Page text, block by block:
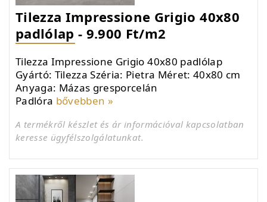
Tilezza Impressione Grigio 40x80
padlólap - 9.900 Ft/m2
Tilezza Impressione Grigio 40x80 padlólap
Gyártó: Tilezza Széria: Pietra Méret: 40x80 cm
Anyaga: Mázas gresporcelán
Padlóra bővebben »
A termékről készlet és ár információval kapcsolatban
keresse ügyfélszolgálatunkat.